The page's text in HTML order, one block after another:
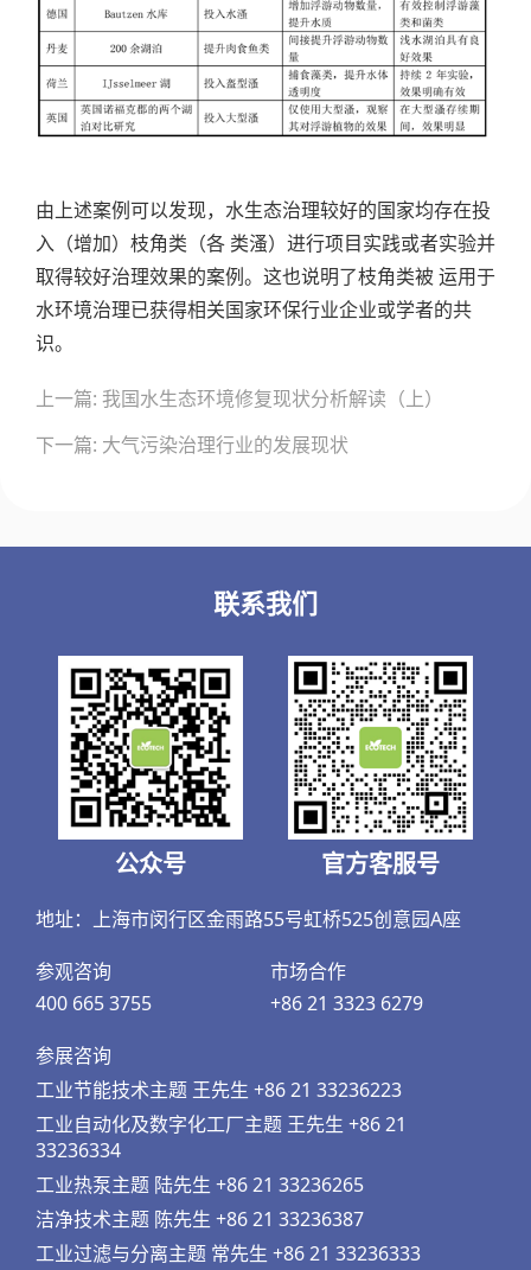
由上述案例可以发现，水生态治理较好的国家均存在投
入（增加）枝角类（各 类溞）进行项目实践或者实验并
取得较好治理效果的案例。这也说明了枝角类被 运用于
水环境治理已获得相关国家环保行业企业或学者的共
识。
章
航
上一篇: 我国水生态环境修复现状分析解读（上）
下一篇: 大气污染治理行业的发展现状
联系我们
公众号 官方客服号
地址：上海市闵行区金雨路55号虹桥525创意园A座
参观咨询
400 665 3755
市场合作
+86 21 3323 6279
参展咨询
工业节能技术主题 王先生 +86 21 33236223
工业自动化及数字化工厂主题 王先生 +86 21
33236334
工业热泵主题 陆先生 +86 21 33236265
洁净技术主题 陈先生 +86 21 33236387
工业过滤与分离主题 常先生 +86 21 33236333